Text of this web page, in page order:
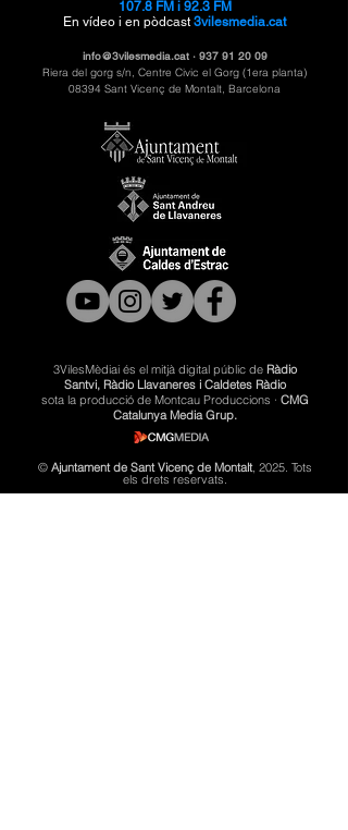
107.8 FM i 92.3 FM
En vídeo i en pòdcast 3vilesmedia.cat
info@3vilesmedia.cat· 937 91 20 09
Riera del gorg s/n, Centre Civic el Gorg (1era planta)
08394 Sant Vicenç de Montalt, Barcelona
3VilesMèdiai és el mitjà digital públic de Ràdio
Santvi, Ràdio Llavaneres i Caldetes Ràdio
sota la producció de Montcau Produccions · CMG
Catalunya Media Grup.
© Ajuntament de Sant Vicenç de Montalt, 2025. Tots
els drets reservats.